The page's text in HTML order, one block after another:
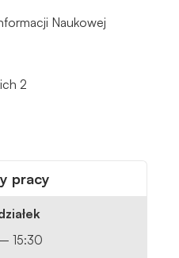
Naukowej
2
pracy
15:30